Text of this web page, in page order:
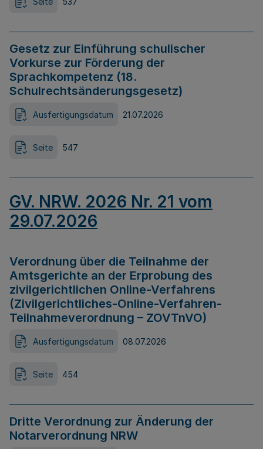
Gesetz zur Einführung schulischer
Vorkurse zur Förderung der
Sprachkompetenz (18.
Schulrechtsänderungsgesetz)
Ausfertigungsdatum 21.07.2026
Seite 547
GV. NRW. 2026 Nr. 21 vom
29.07.2026
Verordnung über die Teilnahme der
Amtsgerichte an der Erprobung des
zivilgerichtlichen Online-Verfahrens
(Zivilgerichtliches-Online-Verfahren-
Teilnahmeverordnung – ZOVTnVO)
Ausfertigungsdatum 08.07.2026
Seite 454
Dritte Verordnung zur Änderung der
Notarverordnung NRW